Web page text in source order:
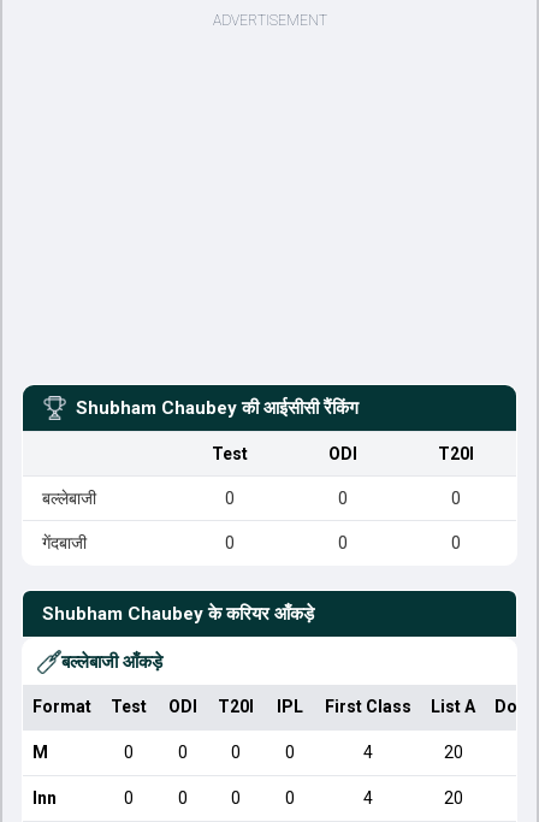
Shubham Chaubey की आईसीसी रैंकिंग
Test ODI T20I
बल्लेबाजी 0 0 0
गेंदबाजी 0 0 0
Shubham Chaubey के करियर आँकड़े
बल्लेबाजी आँकड़े
Format Test ODI T20I IPL First Class List A
M 0 0 0 0 4 20
Inn 0 0 0 0 4 20